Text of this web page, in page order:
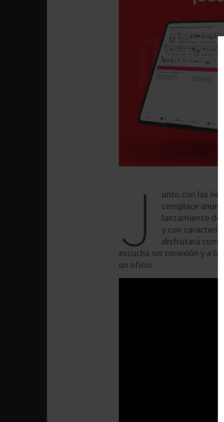
J
unto con las
complace
lanzamiento de
y con
disfrutará como
escucha sin conexión y a
un oficio.